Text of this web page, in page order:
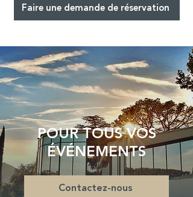
Faire une demande de réservation
POUR TOUS VOS
ÉVÉNEMENTS
Contactez-nous